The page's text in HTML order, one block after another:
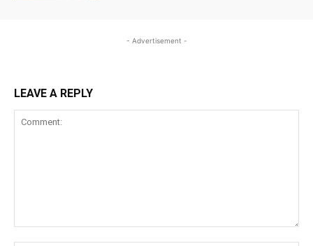
- Advertisement -
LEAVE A REPLY